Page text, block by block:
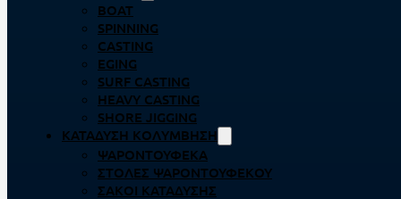
BOAT
SPINNING
CASTING
EGING
SURF CASTING
HEAVY CASTING
SHORE JIGGING
ΚΑΤΆΔΥΣΗ ΚΟΛΎΜΒΗΣΗ
ΨΑΡΟΝΤΟΎΦΕΚΑ
ΣΤΟΛΈΣ ΨΑΡΟΝΤΟΎΦΕΚΟΥ
ΣΆΚΟΙ ΚΑΤΆΔΥΣΗΣ